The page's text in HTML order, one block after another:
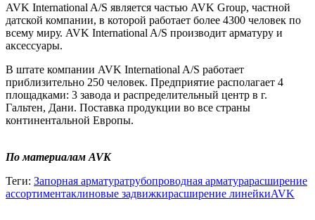
AVK International A/S является частью AVK Group, частной
датской компании, в которой работает более 4300 человек по
всему миру. AVK International A/S производит арматуру и
аксессуары.
В штате компании AVK International A/S работает
приблизительно 250 человек. Предприятие располагает 4
площадками: 3 завода и распределительный центр в г.
Гальтен, Дани. Поставка продукции во все страны
континентальной Европы.
По материалам AVK
Теги: Запорная арматуратрубопроводная арматурарасширение
ассортиментаклиновые задвижкирасширение линейкиAVK